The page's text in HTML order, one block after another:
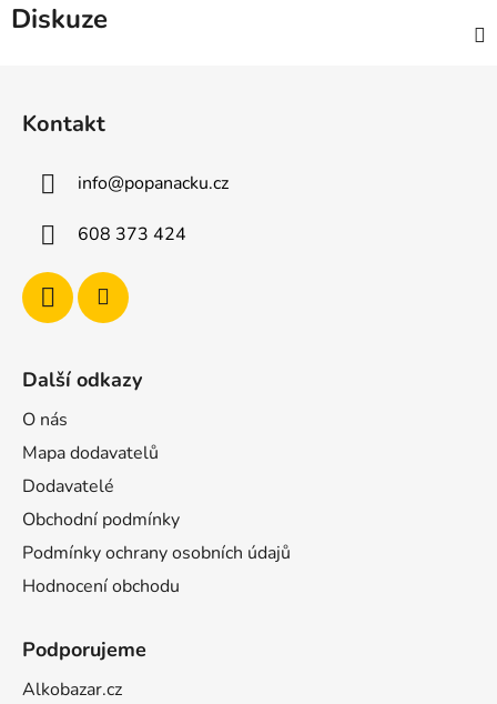
Diskuze
Kontakt
info@popanacku.cz
608 373 424
Další odkazy
O nás
Mapa dodavatelů
Dodavatelé
Obchodní podmínky
Podmínky ochrany osobních údajů
Hodnocení obchodu
Podporujeme
Alkobazar.cz